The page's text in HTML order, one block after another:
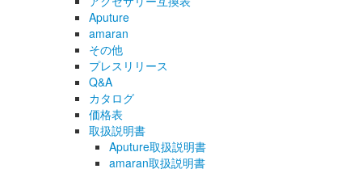
Aputure
amaran
その他
プレスリリース
Q&A
カタログ
価格表
取扱説明書
Aputure取扱説明書
amaran取扱説明書